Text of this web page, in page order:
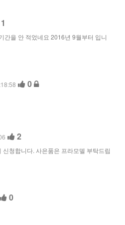
1
간을 안 적었네요 2016년 9월부터 입니
0
2
청합니다. 사은품은 프라모델 부탁드립
0